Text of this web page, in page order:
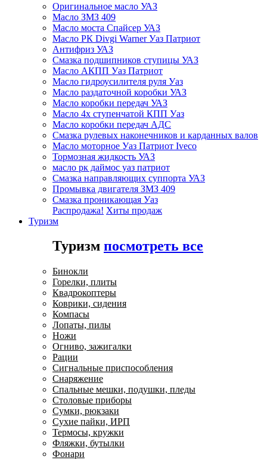
Оригинальное масло УАЗ
Масло ЗМЗ 409
Масло моста Спайсер УАЗ
Масло РК Divgi Warner Уаз Патриот
Антифриз УАЗ
Смазка подшипников ступицы УАЗ
Масло АКПП Уаз Патриот
Масло гидроусилителя руля Уаз
Масло раздаточной коробки УАЗ
Масло коробки передач УАЗ
Масло 4х ступенчатой КПП Уаз
Масло коробки передач АДС
Смазка рулевых наконечников и карданных валов
Масло моторное Уаз Патриот Iveco
Тормозная жидкость УАЗ
масло рк даймос уаз патриот
Смазка направляющих суппорта УАЗ
Промывка двигателя ЗМЗ 409
Смазка проникающая Уаз
Распродажа! Хиты продаж
Туризм
Туризм посмотреть все
Бинокли
Горелки, плиты
Квадрокоптеры
Коврики, сидения
Компасы
Лопаты, пилы
Ножи
Огниво, зажигалки
Рации
Сигнальные приспособления
Снаряжение
Спальные мешки, подушки, пледы
Столовые приборы
Сумки, рюкзаки
Сухие пайки, ИРП
Термосы, кружки
Фляжки, бутылки
Фонари